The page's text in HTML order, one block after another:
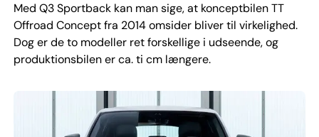
Med Q3 Sportback kan man sige, at konceptbilen TT
Offroad Concept fra 2014 omsider bliver til virkelighed.
Dog er de to modeller ret forskellige i udseende, og
produktionsbilen er ca. ti cm længere.